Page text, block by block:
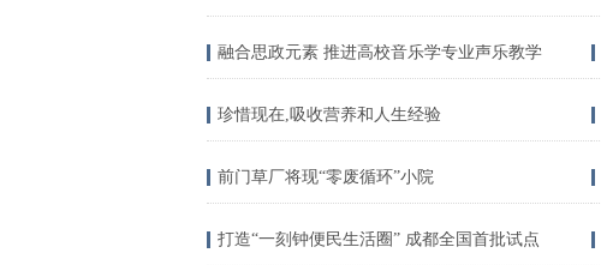
融合思政元素 推进高校音乐学专业声乐教学
珍惜现在,吸收营养和人生经验
前门草厂将现“零废循环”小院
打造“一刻钟便民生活圈” 成都全国首批试点